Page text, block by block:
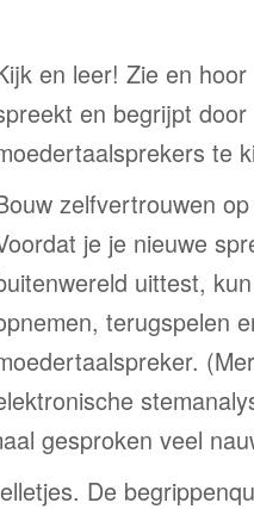
en leer! Zie en
en begrijpt
te
zelfvertrouwen
je je nieuwe
uittest,
terugspelen
gesproken veel
De